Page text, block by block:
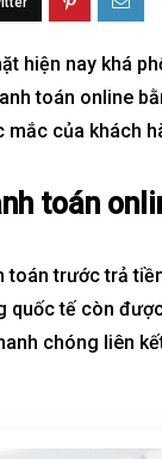
hiện nay khá
toán online
của khách
toán
trước trả
quốc tế còn
chóng liên